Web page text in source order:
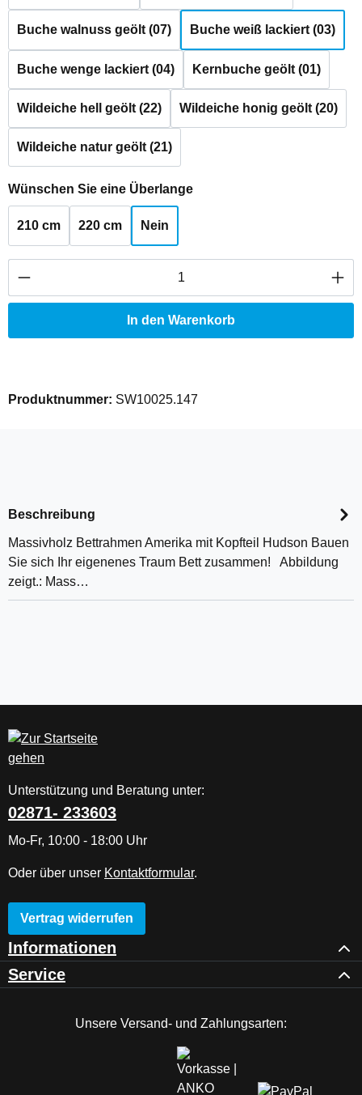
Buche walnuss geölt (07) Buche weiß lackiert (03)
Buche wenge lackiert (04) Kernbuche geölt (01)
Wildeiche hell geölt (22) Wildeiche honig geölt (20)
Wildeiche natur geölt (21)
Wünschen Sie eine Überlangeauswählen
210 cm 220 cm Nein
Produkt Anzahl: Gib den gewünschten
In den Warenkorb
Produktnummer: SW10025.147
Beschreibung
Massivholz Bettrahmen Amerika mit Kopfteil Hudson Bauen
Sie sich Ihr eigenenes Traum Bett zusammen! Abbildung
zeigt.: Mass…
Unterstützung und Beratung unter:
02871- 233603
Mo-Fr, 10:00 - 18:00 Uhr
Oder über unser Kontaktformular.
Vertrag widerrufen
Informationen
Service
Unsere Versand- und Zahlungsarten: